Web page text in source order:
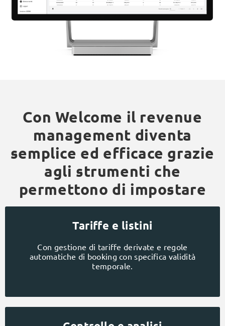
Con Welcome il revenue
management diventa
semplice ed efficace grazie
agli strumenti che
permettono di impostare
Tariffe e listini
Con gestione di tariffe derivate e regole
automatiche di booking con specifica validità
temporale.